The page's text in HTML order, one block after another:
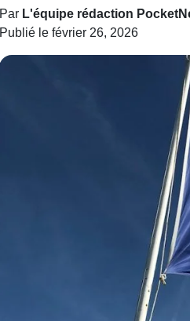
Par L'équipe rédaction
Publié le février 26, 2026